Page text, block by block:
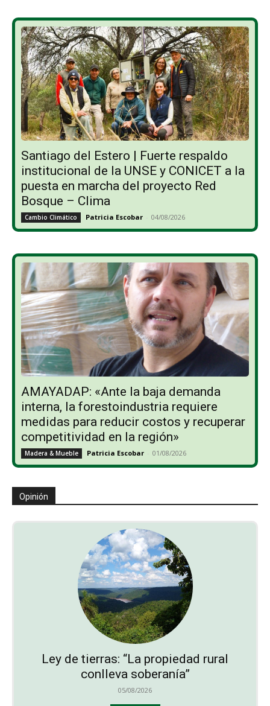
Santiago del Estero | Fuerte respaldo
institucional de la UNSE y CONICET a la
puesta en marcha del proyecto Red
Bosque – Clima
Cambio Climático Patricia Escobar - 04/08/2026
AMAYADAP: «Ante la baja demanda
interna, la forestoindustria requiere
medidas para reducir costos y recuperar
competitividad en la región»
Madera & Mueble Patricia Escobar - 01/08/2026
Opinión
Ley de tierras: “La propiedad rural
conlleva soberanía”
05/08/2026